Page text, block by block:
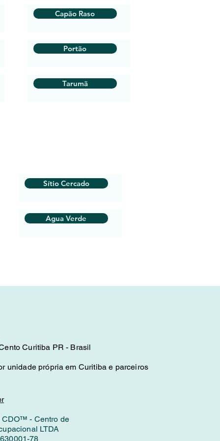
Capão Raso
Portão
Tarumã
Sítio Cercado
Agua Verde
Curitiba PR - Brasil
unidade própria em Curitiba e parceiros
CDO™ - Centro de
LTDA
78